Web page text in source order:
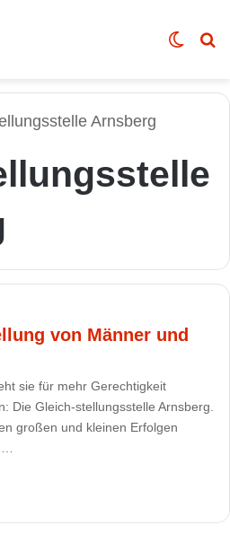
Skin
Arnsberg
von Männer und
sie für mehr Gerechtigkeit
Die Gleich-stellungsstelle Arnsberg.
großen und kleinen Erfolgen